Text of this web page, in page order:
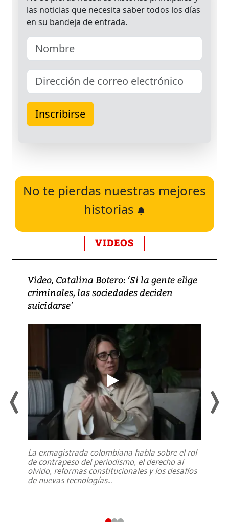
No te pierdas nuestras mejores
historias
VIDEOS
Video, Catalina Botero: ‘Si la gente elige
criminales, las sociedades deciden
suicidarse’
La exmagistrada colombiana habla sobre el rol
de contrapeso del periodismo, el derecho al
olvido, reformas constitucionales y los desafíos
de nuevas tecnologías...